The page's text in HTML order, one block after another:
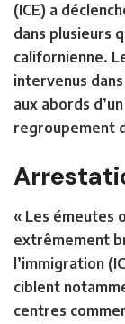
(ICE) a
dans plusieurs
californienne.
intervenus
aux abords
regroupement
« Les émeutes
extrêmement
l’immigration
ciblent
centres